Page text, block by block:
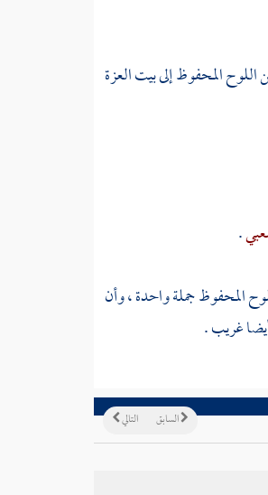
المحفوظ إلى بيت العزة
.
المحفوظ جملة واحدة ، وأن
غريب .
التالي السابق